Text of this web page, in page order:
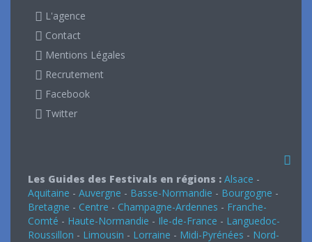
L'agence
Contact
Mentions Légales
Recrutement
Facebook
Twitter
Les Guides des Festivals en régions : Alsace -
Aquitaine - Auvergne - Basse-Normandie - Bourgogne -
Bretagne - Centre - Champagne-Ardennes - Franche-
Comté - Haute-Normandie - Ile-de-France - Languedoc-
Roussillon - Limousin - Lorraine - Midi-Pyrénées - Nord-